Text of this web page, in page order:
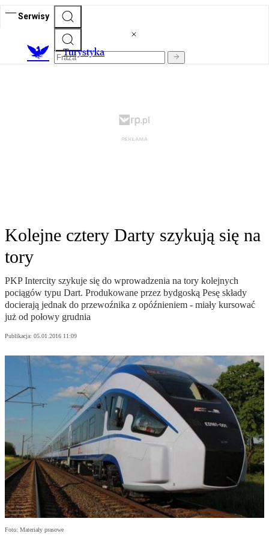
Serwisy
Turystyka
Kolejne cztery Darty szykują się na
tory
PKP Intercity szykuje się do wprowadzenia na tory kolejnych
pociągów typu Dart. Produkowane przez bydgoską Pesę składy
docierają jednak do przewoźnika z opóźnieniem - miały kursować
już od połowy grudnia
Publikacja: 05.01.2016 11:09
Foto: Materiały prasowe